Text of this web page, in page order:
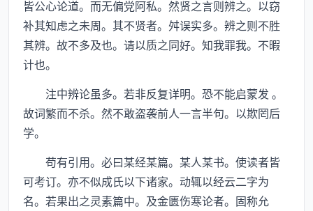
皆公心论道。而无偏党阿私。然贤之言则辨之。以窃
补其知虑之未周。其不贤者。舛误实多。辨之则不胜
其辨。故不多及也。请以质之同好。知我罪我。不暇
计也。
注中辨论虽多。若非反复详明。恐不能启蒙发 。
故词繁而不杀。然不敢盗袭前人一言半句。以欺罔后
学。
苟有引用。必曰某经某篇。某人某书。使读者皆
可考订。亦不似成氏以下诸家。动辄以经云二字为
名。若果出之灵素篇中。及金匮伤寒论者。固称允